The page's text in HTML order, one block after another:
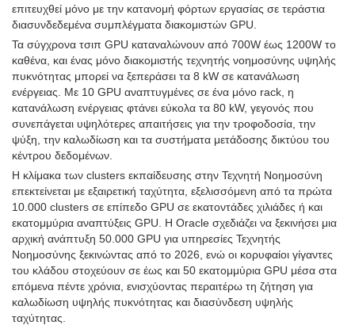
επιτευχθεί μόνο με την κατανομή φόρτων εργασίας σε τεράστια
διασυνδεδεμένα συμπλέγματα διακομιστών GPU.
Τα σύγχρονα τσιπ GPU καταναλώνουν από 700W έως 1200W το
καθένα, και ένας μόνο διακομιστής τεχνητής νοημοσύνης υψηλής
πυκνότητας μπορεί να ξεπεράσει τα 8 kW σε κατανάλωση
ενέργειας. Με 10 GPU αναπτυγμένες σε ένα μόνο rack, η
κατανάλωση ενέργειας φτάνει εύκολα τα 80 kW, γεγονός που
συνεπάγεται υψηλότερες απαιτήσεις για την τροφοδοσία, την
ψύξη, την καλωδίωση και τα συστήματα μετάδοσης δικτύου του
κέντρου δεδομένων.
Η κλίμακα των clusters εκπαίδευσης στην Τεχνητή Νοημοσύνη
επεκτείνεται με εξαιρετική ταχύτητα, εξελισσόμενη από τα πρώτα
10.000 clusters σε επίπεδο GPU σε εκατοντάδες χιλιάδες ή και
εκατομμύρια αναπτύξεις GPU. Η Oracle σχεδιάζει να ξεκινήσει μια
αρχική ανάπτυξη 50.000 GPU για υπηρεσίες Τεχνητής
Νοημοσύνης ξεκινώντας από το 2026, ενώ οι κορυφαίοι γίγαντες
του κλάδου στοχεύουν σε έως και 50 εκατομμύρια GPU μέσα στα
επόμενα πέντε χρόνια, ενισχύοντας περαιτέρω τη ζήτηση για
καλωδίωση υψηλής πυκνότητας και διασύνδεση υψηλής
ταχύτητας.